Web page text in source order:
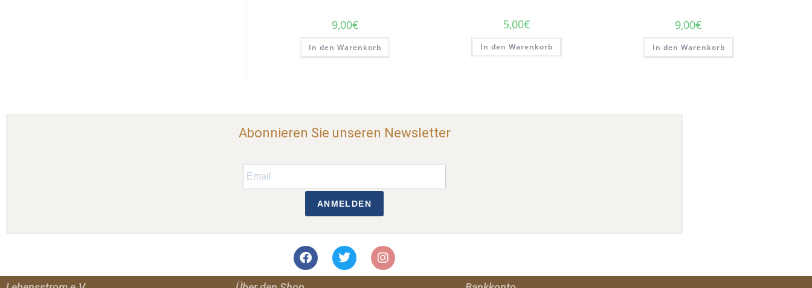
9,00€
In den Warenkorb
5,00€
In den Warenkorb
9,00€
In den Warenkorb
Abonnieren Sie unseren Newsletter
ANMELDEN